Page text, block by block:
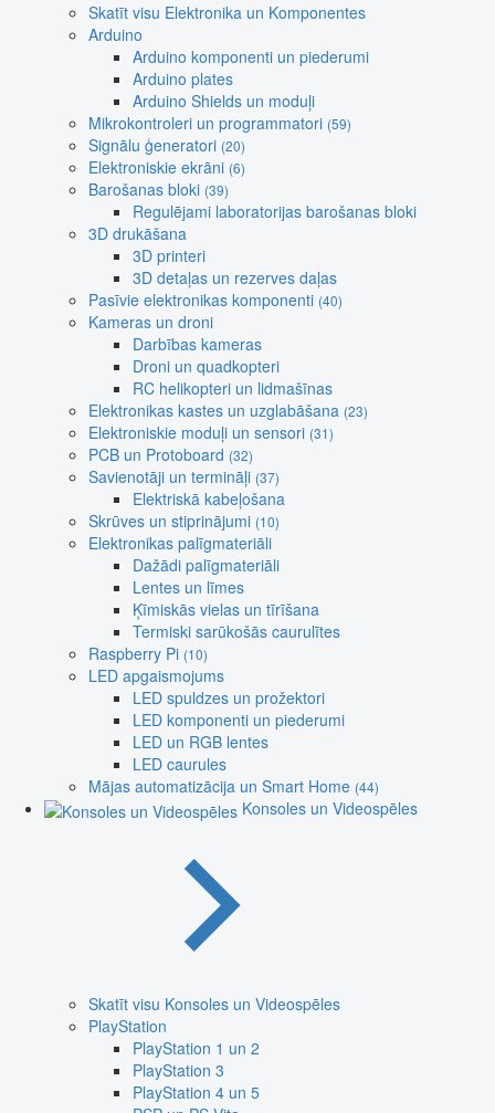
Skatīt visu Elektronika un Komponentes
Arduino
Arduino komponenti un piederumi
Arduino plates
Arduino Shields un moduļi
Mikrokontroleri un programmatori (59)
Signālu ģeneratori (20)
Elektroniskie ekrāni (6)
Barošanas bloki (39)
Regulējami laboratorijas barošanas bloki
3D drukāšana
3D printeri
3D detaļas un rezerves daļas
Pasīvie elektronikas komponenti (40)
Kameras un droni
Darbības kameras
Droni un quadkopteri
RC helikopteri un lidmašīnas
Elektronikas kastes un uzglabāšana (23)
Elektroniskie moduļi un sensori (31)
PCB un Protoboard (32)
Savienotāji un termināļi (37)
Elektriskā kabeļošana
Skrūves un stiprinājumi (10)
Elektronikas palīgmateriāli
Dažādi palīgmateriāli
Lentes un līmes
Ķīmiskās vielas un tīrīšana
Termiski sarūkošās caurulītes
Raspberry Pi (10)
LED apgaismojums
LED spuldzes un prožektori
LED komponenti un piederumi
LED un RGB lentes
LED caurules
Mājas automatizācija un Smart Home (44)
Konsoles un Videospēles
Skatīt visu Konsoles un Videospēles
PlayStation
PlayStation 1 un 2
PlayStation 3
PlayStation 4 un 5